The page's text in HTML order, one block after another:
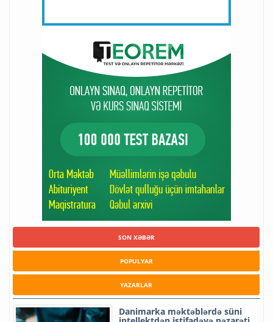
SON XƏBƏR
POPULYAR
YAZARLAR
Danimarka məktəblərdə süni